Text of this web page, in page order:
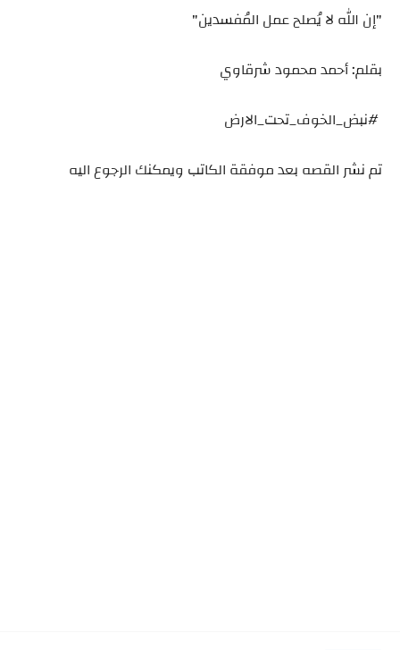
"إن الله لا يُصلح عمل المُفسدين"
بقلم: أحمد محمود شرقاوي
#نبض_الخوف_تحت_الارض
تم نشر القصه بعد موفقة الكاتب ويمكنك الرجوع اليه